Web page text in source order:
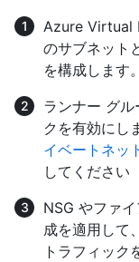
Azure Virtual
のサブネット
を構成します。
ランナー グ
クを有効にし
イベートネッ
してください
NSG やファ
成を適用して
トラフィック